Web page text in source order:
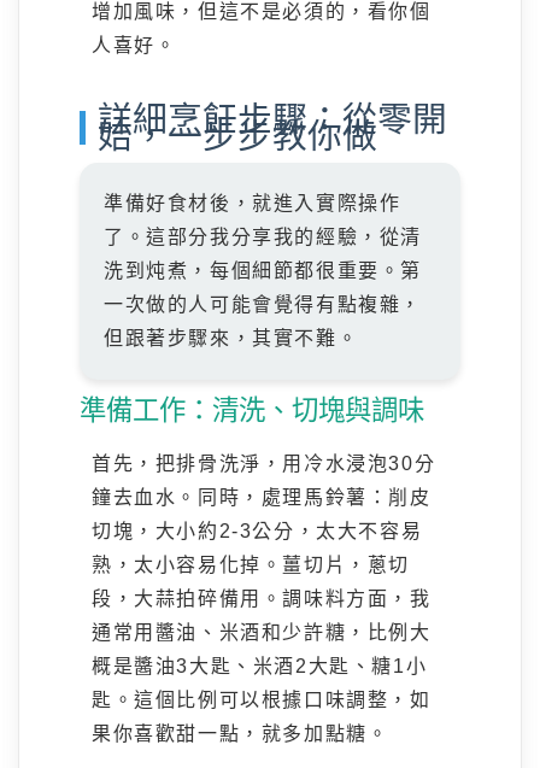
增加風味，但這不是必須的，看你個
人喜好。
詳細烹飪步驟：從零開
始，一步步教你做
準備好食材後，就進入實際操作
了。這部分我分享我的經驗，從清
洗到炖煮，每個細節都很重要。第
一次做的人可能會覺得有點複雜，
但跟著步驟來，其實不難。
準備工作：清洗、切塊與調味
首先，把排骨洗淨，用冷水浸泡30分
鐘去血水。同時，處理馬鈴薯：削皮
切塊，大小約2-3公分，太大不容易
熟，太小容易化掉。薑切片，蔥切
段，大蒜拍碎備用。調味料方面，我
通常用醬油、米酒和少許糖，比例大
概是醬油3大匙、米酒2大匙、糖1小
匙。這個比例可以根據口味調整，如
果你喜歡甜一點，就多加點糖。